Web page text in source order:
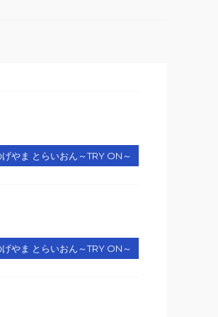
げやま とらいおん～TRY ON～
げやま とらいおん～TRY ON～